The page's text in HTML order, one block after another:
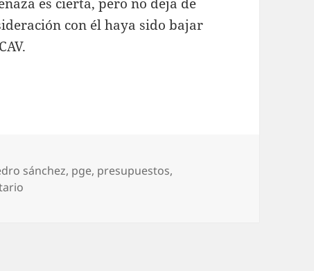
con él haya sido bajar
sánchez, pge, presupuestos,